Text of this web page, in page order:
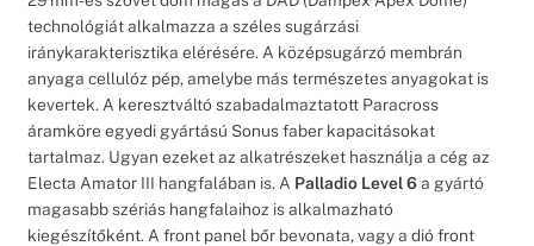
technológiát alkalmazza a széles sugárzási
iránykarakterisztika elérésére. A középsugárzó membrán
anyaga cellulóz pép, amelybe más természetes anyagokat is
kevertek. A keresztváltó szabadalmaztatott Paracross
áramköre egyedi gyártású Sonus faber kapacitásokat
tartalmaz. Ugyan ezeket az alkatrészeket használja a cég az
Electa Amator III hangfalában is. A Palladio Level 6a gyártó
magasabb szériás hangfalaihoz is alkalmazható
kiegészítőként. A front panel bőr bevonata, vagy a dió front